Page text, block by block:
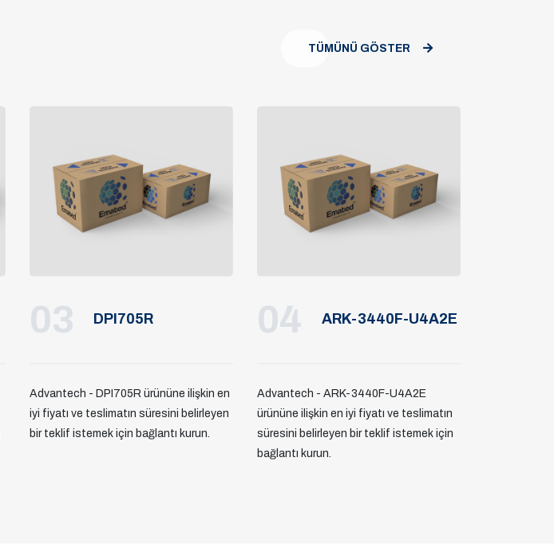
TÜMÜNÜ GÖSTER
03 DPI705R
Advantech - DPI705R ürününe ilişkin en
iyi fiyatı ve teslimatın süresini belirleyen
bir teklif istemek için bağlantı kurun.
04 ARK-3440F-U4A2E
Advantech - ARK-3440F-U4A2E
ürününe ilişkin en iyi fiyatı ve teslimatın
süresini belirleyen bir teklif istemek için
bağlantı kurun.